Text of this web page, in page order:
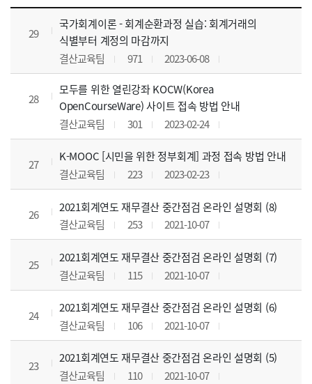
사이버교육영상 목록 으로 번호, 제목, 작성자, 조회수, 등록 일, 첨부파일로 나열 되고 있습니다.
29
국가회계이론 - 회계순환과정 실습: 회계거래의
식별부터 계정의 마감까지
결산교육팀
971 2023-06-08
28
모두를 위한 열린강좌 KOCW(Korea
OpenCourseWare) 사이트 접속 방법 안내
결산교육팀
301 2023-02-24
27
K-MOOC [시민을 위한 정부회계] 과정 접속 방법 안내
결산교육팀
223 2023-02-23
26
2021회계연도 재무결산 중간점검 온라인 설명회 (8)
결산교육팀
253 2021-10-07
25
2021회계연도 재무결산 중간점검 온라인 설명회 (7)
결산교육팀
115 2021-10-07
24
2021회계연도 재무결산 중간점검 온라인 설명회 (6)
결산교육팀
106 2021-10-07
23
2021회계연도 재무결산 중간점검 온라인 설명회 (5)
결산교육팀
110 2021-10-07